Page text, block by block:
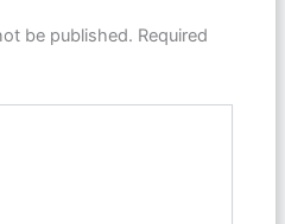
be published. Required